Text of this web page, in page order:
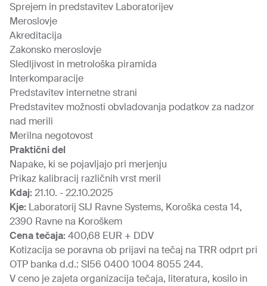
Sprejem in predstavitev Laboratorijev
Meroslovje
Akreditacija
Zakonsko meroslovje
Sledljivost in metrološka piramida
Interkomparacije
Predstavitev internetne strani
Predstavitev možnosti obvladovanja podatkov za nadzor
nad merili
Merilna negotovost
Praktični del
Napake, ki se pojavljajo pri merjenju
Prikaz kalibracij različnih vrst meril
Kdaj:21.10. - 22.10.2025
Kje: Laboratorij SIJ Ravne Systems, Koroška cesta 14,
2390 Ravne na Koroškem
Cena tečaja:400,68 EUR + DDV
Kotizacija se poravna ob prijavi na tečaj na TRR odprt pri
OTP banka d.d.: SI56 0400 1004 8055 244.
V ceno je zajeta organizacija tečaja, literatura, kosilo in